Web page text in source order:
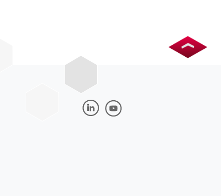
Image Image